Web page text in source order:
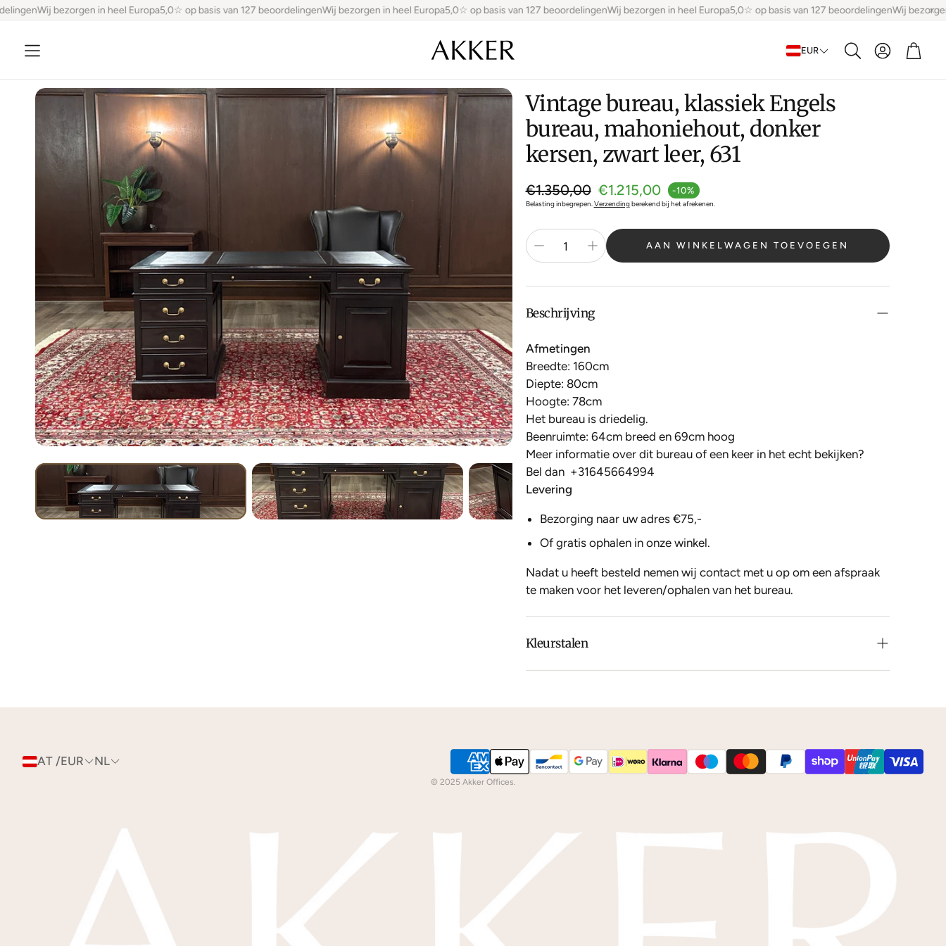
Wij bezorgen in heel Europa5,0☆ op basis van 127 beoordelingenWij bezorgen in heel Europa5,0☆ op basis van 127 beoordelingenWij bezorgen in heel Europa5,0☆ op basis van 127 beoordelingenWij bezorgen
EUR
Zoeken
Account
Vintage bureau, klassiek Engels
bureau, mahoniehout, donker
kersen, zwart leer, 631
€1.215,00 -10%
AanbiedingsprijsNormale prijs
€1.350,00
Belasting inbegrepen.Verzendingberekend bij het afrekenen.
AAN WINKELWAGEN TOEVOEGEN
Beschrijving
Afmetingen
Breedte: 160cm
Diepte: 80cm
Hoogte: 78cm
Het bureau is driedelig.
Beenruimte: 64cm breed en 69cm hoog
Meer informatie over dit bureau of een keer in het echt bekijken?
Bel dan+31645664994
Levering
Bezorging naar uw adres €75,-
Of gratis ophalen in onze winkel.
Nadat u heeft besteld nemen wij contact met u op om een afspraak
te maken voor het leveren/ophalen van het bureau.
Kleurstalen
AT /EUR NL
© 2025 Akker Offices.